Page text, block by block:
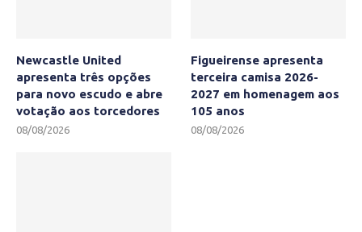
Newcastle United
apresenta três opções
para novo escudo e abre
votação aos torcedores
08/08/2026
Figueirense apresenta
terceira camisa 2026-
2027 em homenagem aos
105 anos
08/08/2026